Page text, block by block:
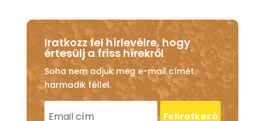
Iratkozz fel hírlevélre, hogy
értesülj a friss hírekről
Soha nem adjuk meg e-mail címét
harmadik féllel.
Feliratkozá